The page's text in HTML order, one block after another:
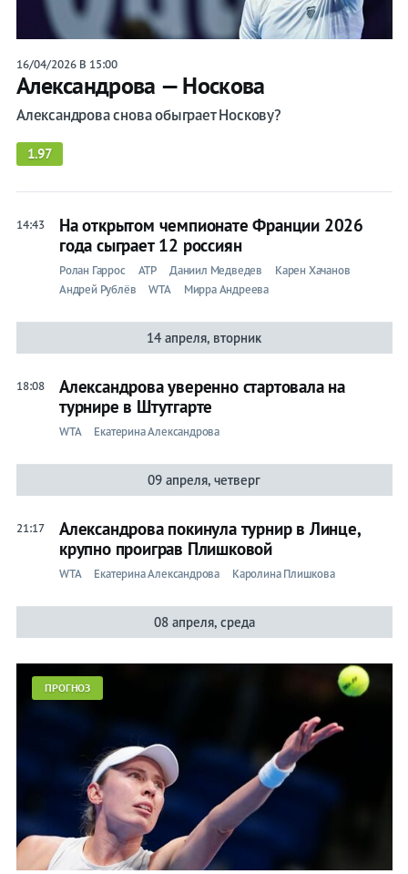
16/04/2026 В 15:00
Александрова — Носкова
Александрова снова обыграет Носкову?
1.97
14:43
На открытом чемпионате Франции 2026
года сыграет 12 россиян
Ролан Гаррос ATP Даниил Медведев
Карен Хачанов
Андрей Рублёв
WTA Мирра Андреева
14 апреля, вторник
18:08
Александрова уверенно стартовала на
турнире в Штутгарте
WTA Екатерина Александрова
09 апреля, четверг
21:17
Александрова покинула турнир в Линце,
крупно проиграв Плишковой
WTA Екатерина Александрова Каролина Плишкова
08 апреля, среда
ПРОГНОЗ